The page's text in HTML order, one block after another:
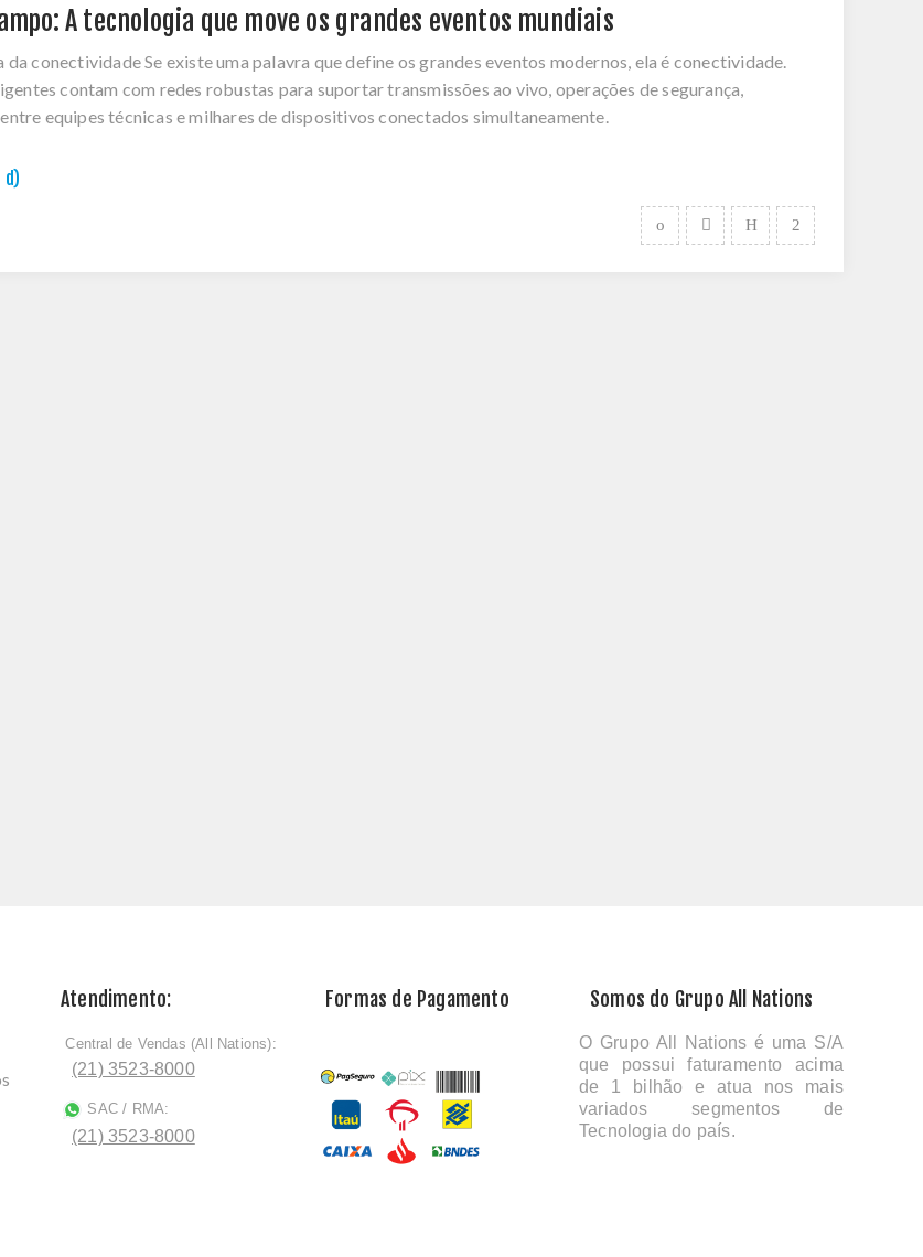
A tecnologia que move os grandes eventos mundiais
conectividade Se existe uma palavra que define os grandes eventos modernos, ela é conectividade.
contam com redes robustas para suportar transmissões ao vivo, operações de segurança,
equipes técnicas e milhares de dispositivos conectados simultaneamente.
d)
Atendimento:
ﾠCentral de Vendas (All Nations):
(21) 3523-8000
SAC / RMA:
(21) 3523-8000
Formas de Pagamento Somos do Grupo All Nations
O Grupo All Nations é uma S/A
que possui faturamento acima
de 1 bilhão e atua nos mais
variados segmentos de
Tecnologia do país.